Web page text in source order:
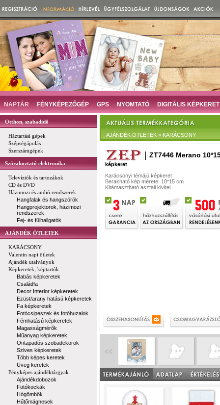
NAPTÁR FÉNYKÉPEZŐGÉP GPS NYOMTATÓ DIGITÁLIS KÉPKERET
Otthon, szabadidő
Háztartási gépek
Szépségápolás
Szerszámgépek
Szórakoztató elektronika
Televíziók és tartozákok
CD és DVD
Házimozi és audió rendszerek
Hangfalak és hangszórók
Hangprojektorok, házimozi
rendszerek
Fej- és fülhallgatók
AJÁNDÉK ÖTLETEK
KARÁCSONY
Valentin napi ötletek
Ajándék utalványok
Képkeretek, képtartók
Babás képkeretek
Családfa
Decor Interior képkeretek
Ezüst/arany hatású képkeretek
Fa képkeretek
Fotócsipeszek és fotóhuzalok
Fémhatású képkeretek
Magasságmérők
Műanyag képkeretek
Öntapadós szobadekorok
Szives képkeretek
Több képes keretek
Üveg keretek
Fényképes ajándéktárgyak
Ajándékdobozok
Fotókockák
Hógömbök
Hűtőmágnesek
AJÁNDÉK ÖTLETEK » KARÁCSONY
ZT7446 Merano
képkeret
Karácsonyi témájú képkeret
Berakható kép mérete: 10*15 cm
Kitámasztható asztali kivitel